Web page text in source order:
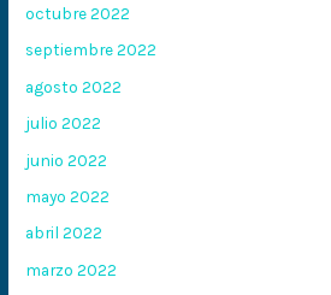
octubre 2022
septiembre 2022
agosto 2022
julio 2022
junio 2022
mayo 2022
abril 2022
marzo 2022